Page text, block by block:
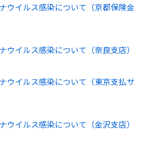
ウイルス感染について（京都保険金
ウイルス感染について（奈良支店）
ウイルス感染について（東京支払サ
ウイルス感染について（金沢支店）